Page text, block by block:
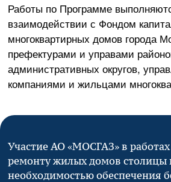
Работы по Программе
взаимодействии с Фондом
многоквартирных домов города
префектурами и управами
административных округов,
компаниями и жильцами
Участие АО «МОСГАЗ» в
ремонту жилых домов столицы
необходимостью обеспечения